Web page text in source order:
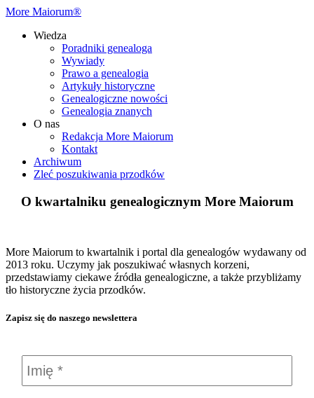
More Maiorum®
Wiedza
Poradniki genealoga
Wywiady
Prawo a genealogia
Artykuły historyczne
Genealogiczne nowości
Genealogia znanych
O nas
Redakcja More Maiorum
Kontakt
Archiwum
Zleć poszukiwania przodków
O kwartalniku genealogicznym More Maiorum
More Maiorum to kwartalnik i portal dla genealogów wydawany od
2013 roku. Uczymy jak poszukiwać własnych korzeni,
przedstawiamy ciekawe źródła genealogiczne, a także przybliżamy
tło historyczne życia przodków.
Zapisz się do naszego newslettera